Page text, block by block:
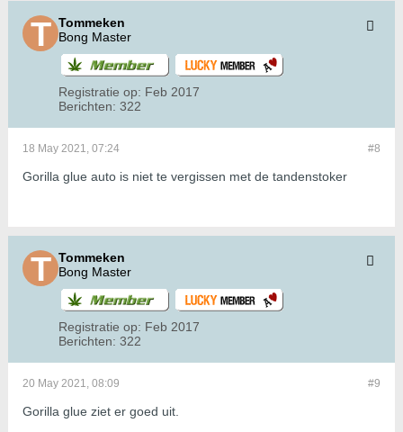
Tommeken
Bong Master
Registratie op: Feb 2017
Berichten: 322
#8
18 May 2021, 07:24
Gorilla glue auto is niet te vergissen met de tandenstoker
Tommeken
Bong Master
Registratie op: Feb 2017
Berichten: 322
#9
20 May 2021, 08:09
Gorilla glue ziet er goed uit.